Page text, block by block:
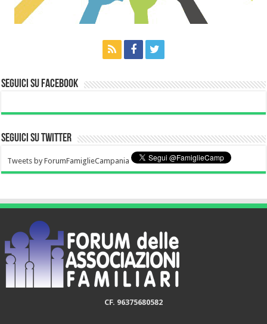
Seguici su Facebook
Seguici su Twitter
Tweets by ForumFamiglieCampania
CF. 96375680582